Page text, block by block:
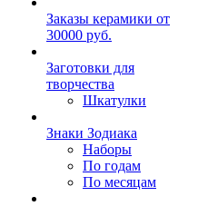
Заказы керамики от
30000 руб.
Заготовки для
творчества
Шкатулки
Знаки Зодиака
Наборы
По годам
По месяцам